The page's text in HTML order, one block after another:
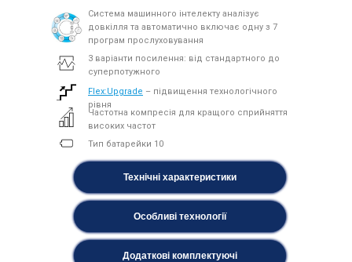
3 варіанти посилення: від стандартного до
суперпотужного
Flex:Upgrade – підвищення технологічного
рівня
Тип батарейки 10
Частотна компресія для кращого сприйняття
високих частот
Система машинного інтелекту аналізує
довкілля та автоматично включає одну з 7
програм прослуховування
Технічні характеристики
Особливі технології
Додаткові комплектуючі